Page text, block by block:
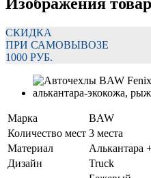
Изображения
СКИДКА
ПРИ САМОВЫВОЗЕ
1000 РУБ.
Марка
BAW
Количество мест 3 места
Материал
Алькантара
Дизайн
Truck